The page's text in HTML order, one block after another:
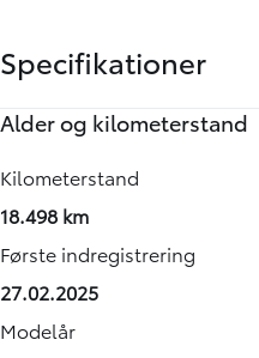
Specifikationer
Alder og kilometerstand
Kilometerstand
18.498 km
Første indregistrering
27.02.2025
Modelår
Motor og ydelse
0-100 km/t
-
Tophastighed
152 km/t
Maksimal effekt
Rummelighed og mål
Køreklar vægt
2278 kg
Totalvægt
3500 kg
Antal sæder
Økonomi
Brændstofforbrug (NEDC)
13,90 km/l
Grøn ejerafgift (årlig)
10580
Leveringsomkostninger (inkl.)
Annoncedata
Senest rettet
05-08-2026
Vognnummer
915175